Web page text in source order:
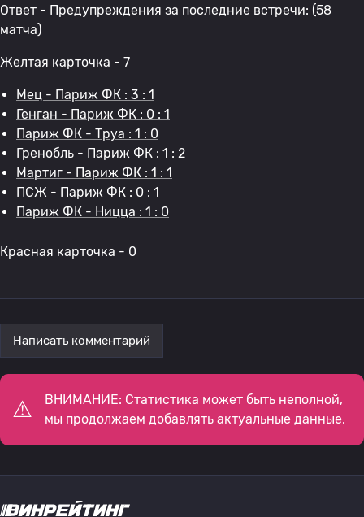
Ответ - Предупреждения за последние встречи: (58
матча)
Желтая карточка - 7
Мец - Париж ФК : 3 : 1
Генган - Париж ФК : 0 : 1
Париж ФК - Труа : 1 : 0
Гренобль - Париж ФК : 1 : 2
Мартиг - Париж ФК : 1 : 1
ПСЖ - Париж ФК : 0 : 1
Париж ФК - Ницца : 1 : 0
Красная карточка - 0
Написать комментарий
ВНИМАНИЕ: Статистика может быть неполной,
мы продолжаем добавлять актуальные данные.